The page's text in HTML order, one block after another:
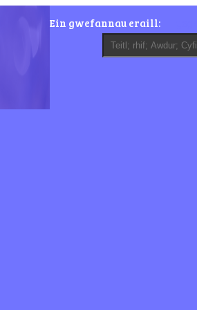
Ein gwefannau eraill: